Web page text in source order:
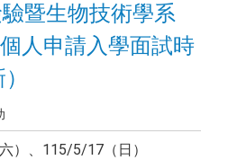
暨⽣物技術學系
⼈申請⼊學面試時
）、115/5/17（日）